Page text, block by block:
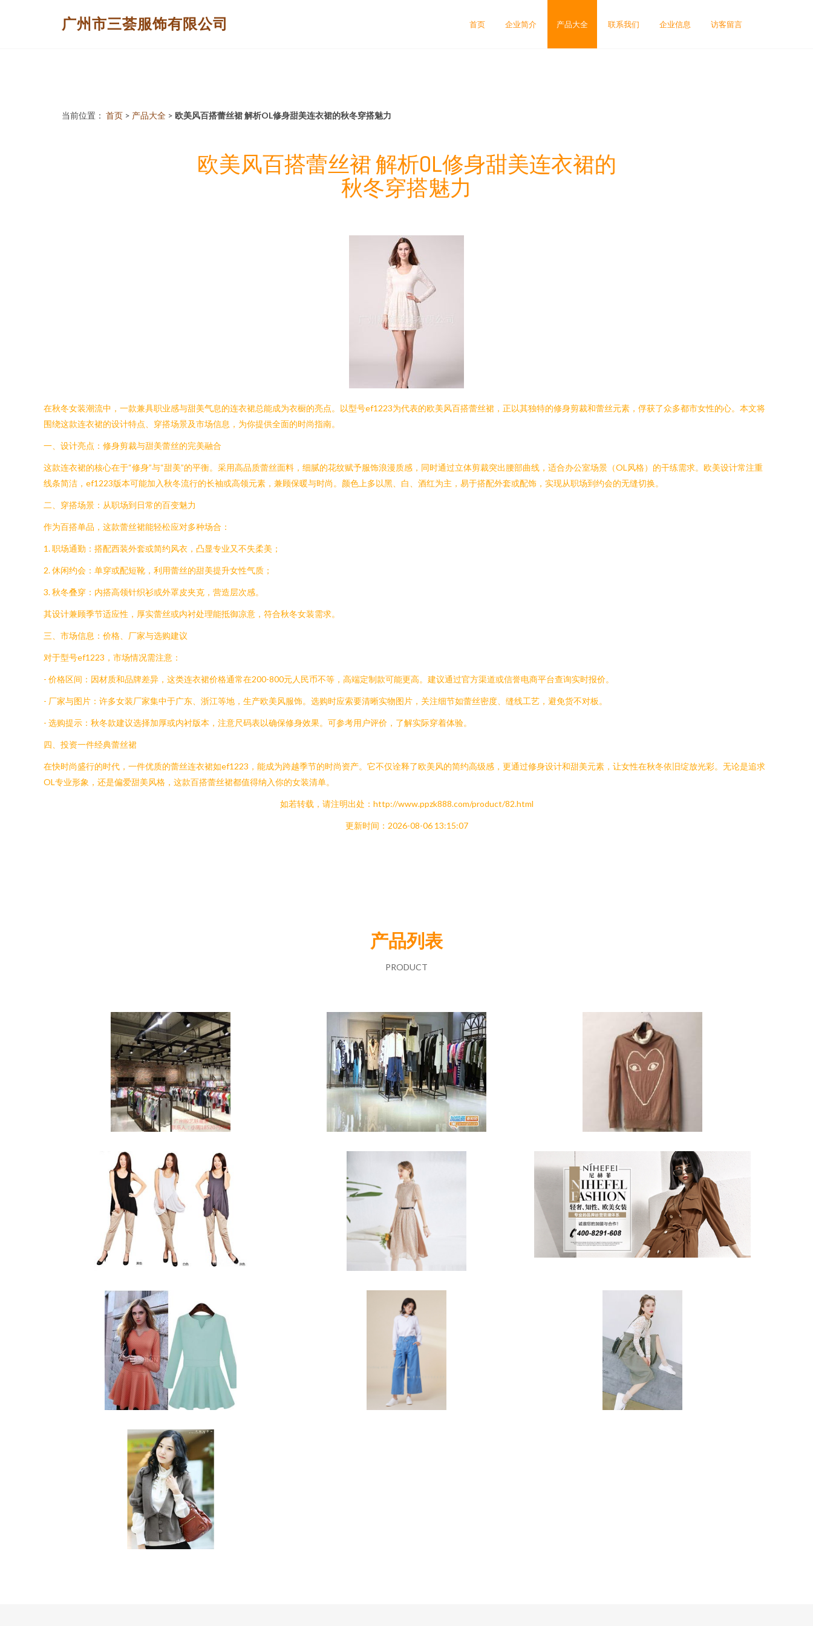
广州市三荟服饰有限公司 首页 企业简介 产品大全 联系我们 企业信息 访客留言
当前位置： 首页 > 产品大全 > 欧美风百搭蕾丝裙 解析OL修身甜美连衣裙的秋冬穿搭魅力
欧美风百搭蕾丝裙 解析OL修身甜美连衣裙的
秋冬穿搭魅力
在秋冬女装潮流中，一款兼具职业感与甜美气息的连衣裙总能成为衣橱的亮点。以型号ef1223为代表的欧美风百搭蕾丝裙，正以其独特的修身剪裁和蕾丝元素，俘获了众多都市女性的心。本文将
围绕这款连衣裙的设计特点、穿搭场景及市场信息，为你提供全面的时尚指南。
一、设计亮点：修身剪裁与甜美蕾丝的完美融合
这款连衣裙的核心在于“修身”与“甜美”的平衡。采用高品质蕾丝面料，细腻的花纹赋予服饰浪漫质感，同时通过立体剪裁突出腰部曲线，适合办公室场景（OL风格）的干练需求。欧美设计常注重
线条简洁，ef1223版本可能加入秋冬流行的长袖或高领元素，兼顾保暖与时尚。颜色上多以黑、白、酒红为主，易于搭配外套或配饰，实现从职场到约会的无缝切换。
二、穿搭场景：从职场到日常的百变魅力
作为百搭单品，这款蕾丝裙能轻松应对多种场合：
1. 职场通勤：搭配西装外套或简约风衣，凸显专业又不失柔美；
2. 休闲约会：单穿或配短靴，利用蕾丝的甜美提升女性气质；
3. 秋冬叠穿：内搭高领针织衫或外罩皮夹克，营造层次感。
其设计兼顾季节适应性，厚实蕾丝或内衬处理能抵御凉意，符合秋冬女装需求。
三、市场信息：价格、厂家与选购建议
对于型号ef1223，市场情况需注意：
- 价格区间：因材质和品牌差异，这类连衣裙价格通常在200-800元人民币不等，高端定制款可能更高。建议通过官方渠道或信誉电商平台查询实时报价。
- 厂家与图片：许多女装厂家集中于广东、浙江等地，生产欧美风服饰。选购时应索要清晰实物图片，关注细节如蕾丝密度、缝线工艺，避免货不对板。
- 选购提示：秋冬款建议选择加厚或内衬版本，注意尺码表以确保修身效果。可参考用户评价，了解实际穿着体验。
四、投资一件经典蕾丝裙
在快时尚盛行的时代，一件优质的蕾丝连衣裙如ef1223，能成为跨越季节的时尚资产。它不仅诠释了欧美风的简约高级感，更通过修身设计和甜美元素，让女性在秋冬依旧绽放光彩。无论是追求
OL专业形象，还是偏爱甜美风格，这款百搭蕾丝裙都值得纳入你的女装清单。
如若转载，请注明出处：http://www.ppzk888.com/product/82.html
更新时间：2026-08-06 13:15:07
产品列表
PRODUCT